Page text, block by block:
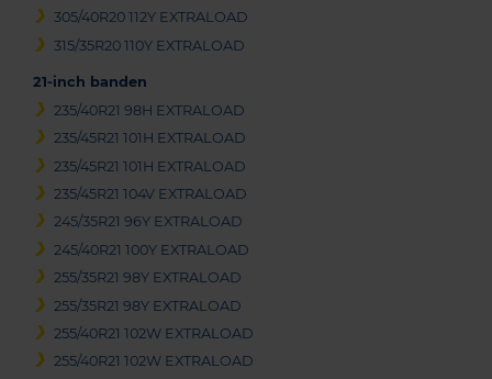
305/40R20 112Y EXTRALOAD
315/35R20 110Y EXTRALOAD
21-inch banden
235/40R21 98H EXTRALOAD
235/45R21 101H EXTRALOAD
235/45R21 101H EXTRALOAD
235/45R21 104V EXTRALOAD
245/35R21 96Y EXTRALOAD
245/40R21 100Y EXTRALOAD
255/35R21 98Y EXTRALOAD
255/35R21 98Y EXTRALOAD
255/40R21 102W EXTRALOAD
255/40R21 102W EXTRALOAD